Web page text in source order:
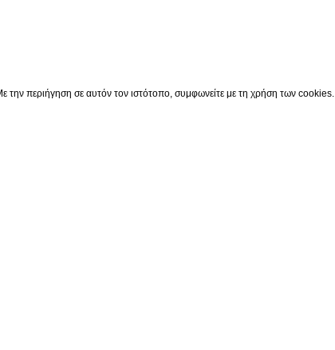
την περιήγηση σε αυτόν τον ιστότοπο, συμφωνείτε με τη χρήση των cookies.